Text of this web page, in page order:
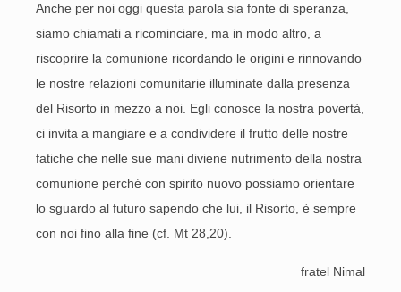
Anche per noi oggi questa parola sia fonte di speranza,
siamo chiamati a ricominciare, ma in modo altro, a
riscoprire la comunione ricordando le origini e rinnovando
le nostre relazioni comunitarie illuminate dalla presenza
del Risorto in mezzo a noi. Egli conosce la nostra povertà,
ci invita a mangiare e a condividere il frutto delle nostre
fatiche che nelle sue mani diviene nutrimento della nostra
comunione perché con spirito nuovo possiamo orientare
lo sguardo al futuro sapendo che lui, il Risorto, è sempre
con noi fino alla fine (cf. Mt 28,20).
fratel Nimal